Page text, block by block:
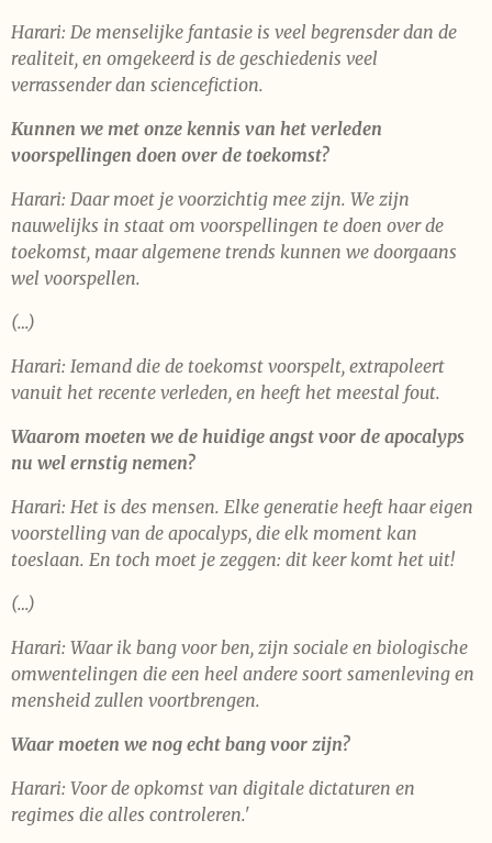
Harari: De menselijke fantasie is veel begrensder dan de
realiteit, en omgekeerd is de geschiedenis veel
verrassender dan sciencefiction.
Kunnen we met onze kennis van het verleden
voorspellingen doen over de toekomst?
Harari: Daar moet je voorzichtig mee zijn. We zijn
nauwelijks in staat om voorspellingen te doen over de
toekomst, maar algemene trends kunnen we doorgaans
wel voorspellen.
(…)
Harari: Iemand die de toekomst voorspelt, extrapoleert
vanuit het recente verleden, en heeft het meestal fout.
Waarom moeten we de huidige angst voor de apocalyps
nu wel ernstig nemen?
Harari: Het is des mensen. Elke generatie heeft haar eigen
voorstelling van de apocalyps, die elk moment kan
toeslaan. En toch moet je zeggen: dit keer komt het uit!
(…)
Harari: Waar ik bang voor ben, zijn sociale en biologische
omwentelingen die een heel andere soort samenleving en
mensheid zullen voortbrengen.
Waar moeten we nog echt bang voor zijn?
Harari: Voor de opkomst van digitale dictaturen en
regimes die alles controleren.'